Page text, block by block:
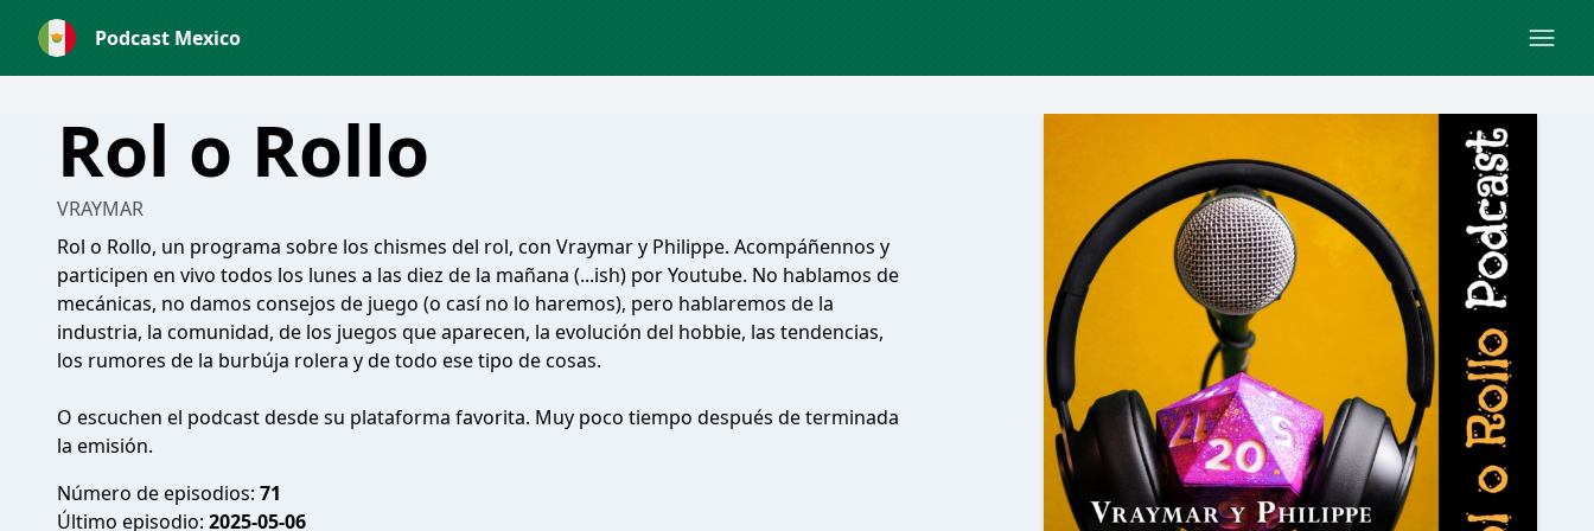
Podcast Mexico
Rol o Rollo
VRAYMAR
Rol o Rollo, un programa sobre los chismes del rol, con Vraymar y Philippe. Acompáñennos y
participen en vivo todos los lunes a las diez de la mañana (...ish) por Youtube. No hablamos de
mecánicas, no damos consejos de juego (o casí no lo haremos), pero hablaremos de la
industria, la comunidad, de los juegos que aparecen, la evolución del hobbie, las tendencias,
los rumores de la burbúja rolera y de todo ese tipo de cosas.
O escuchen el podcast desde su plataforma favorita. Muy poco tiempo después de terminada
la emisión.
Número de episodios: 71
Último episodio: 2025-05-06